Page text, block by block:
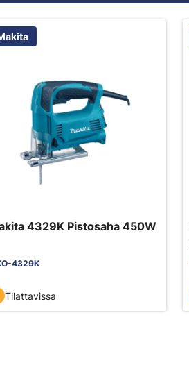
4329K Pistosaha 450W
4329K
Tilattavissa